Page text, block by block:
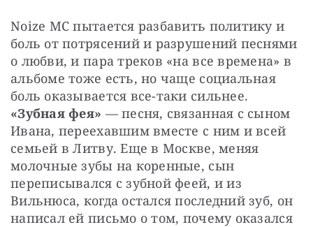
Noize MC пытается разбавить политику и
боль от потрясений и разрушений песнями
о любви, и пара треков «на все времена» в
альбоме тоже есть, но чаще социальная
«Зубная фея» — песня, связанная с сыном
Ивана, переехавшим вместе с ним и всей
семьей в Литву. Еще в Москве, меняя
молочные зубы на коренные, сын
переписывался с зубной феей, и из
Вильнюса, когда остался последний зуб, он
написал ей письмо о том, почему оказался